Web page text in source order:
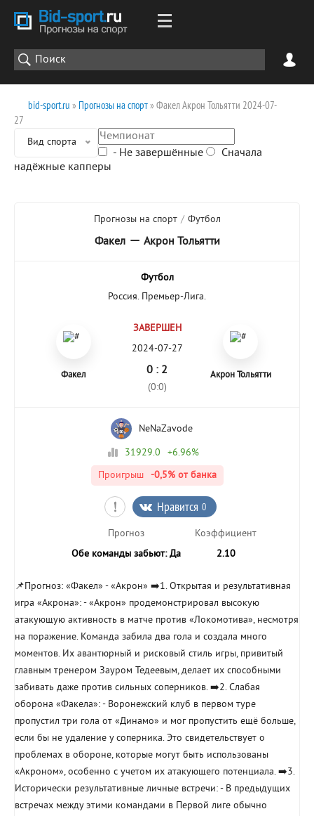
bid-sport.ru » Прогнозы на спорт» Факел Акрон Тольятти 2024-07-
27
Вид спорта
- Не завершённые
Сначала
надёжные капперы
Прогнозы на спорт / Футбол
Факел — Акрон Тольятти
Футбол
Россия. Премьер-Лига.
Факел
ЗАВЕРШЕН
2024-07-27
0 : 2
(0:0)
Акрон Тольятти
NeNaZavode
31929.0
+6.96%
Проигрыш
-0,5% от банка
Нравится 0
Прогноз
Обе команды забьют: Да
Коэффициент
2.10
📌Прогноз: «Факел» - «Акрон» ➡️1. Открытая и результативная
игра «Акрона»: - «Акрон» продемонстрировал высокую
атакующую активность в матче против «Локомотива», несмотря
на поражение. Команда забила два гола и создала много
моментов. Их авантюрный и рисковый стиль игры, привитый
главным тренером Зауром Тедеевым, делает их способными
забивать даже против сильных соперников. ➡️2. Слабая
оборона «Факела»: - Воронежский клуб в первом туре
пропустил три гола от «Динамо» и мог пропустить ещё больше,
если бы не удаление у соперника. Это свидетельствует о
проблемах в обороне, которые могут быть использованы
«Акроном», особенно с учетом их атакующего потенциала. ➡️3.
Исторически результативные личные встречи: - В предыдущих
встречах между этими командами в Первой лиге обычно